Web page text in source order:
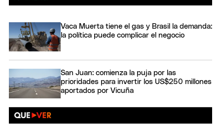
Vaca Muerta tiene el gas y Brasil la demanda:
la política puede complicar el negocio
San Juan: comienza la puja por las
prioridades para invertir los US$250 millones
aportados por Vicuña